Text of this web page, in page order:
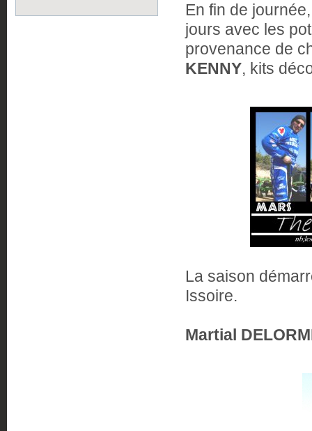
En fin de
jours avec les
provenance de
KENNY, kits
La saison
Issoire.
Martial